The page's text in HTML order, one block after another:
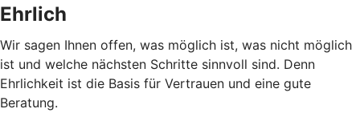
Ehrlich
Wir sagen Ihnen offen, was möglich ist, was nicht möglich
ist und welche nächsten Schritte sinnvoll sind. Denn
Ehrlichkeit ist die Basis für Vertrauen und eine gute
Beratung.